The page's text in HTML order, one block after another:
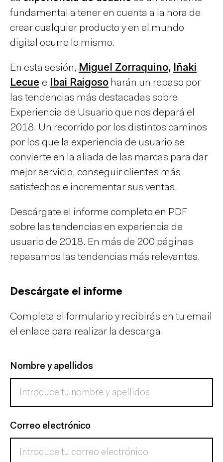
fundamental a tener en cuenta a la hora de
crear cualquier producto y en el mundo
digital ocurre lo mismo.
En esta sesión, Miguel Zorraquino,
Iñaki
Lecue e Ibai Raigoso harán un repaso por
las tendencias más destacadas sobre
Experiencia de Usuario que nos depará el
2018. Un recorrido por los distintos caminos
por los que la experiencia de usuario se
convierte en la aliada de las marcas para dar
mejor servicio, conseguir clientes más
satisfechos e incrementar sus ventas.
Descárgate el informe completo en PDF
sobre las tendencias en experiencia de
usuario de 2018. En más de 200 páginas
repasamos las tendencias más relevantes.
Descárgate el informe
Completa el formulario y recibirás en tu email
el enlace para realizar la descarga.
Nombre y apellidos
Correo electrónico